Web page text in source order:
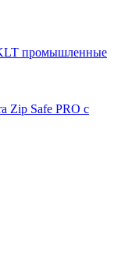
промышленные
Zip Safe PRO с